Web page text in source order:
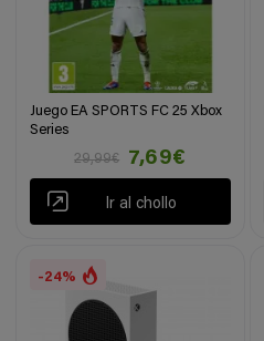
Juego EA SPORTS FC 25 Xbox
Series
29,99€
7,69€
Ir al chollo
-24%